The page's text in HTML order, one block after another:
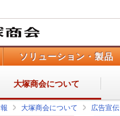
ソリューション・製品
大塚商会について
大塚商会について 広告宣伝